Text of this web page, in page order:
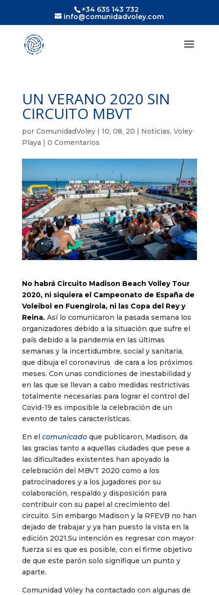
+34 635 143 732
info@comunidadvoley.com
UN VERANO 2020 SIN
CIRCUITO MBVT
por ComunidadVoley| 10, 08, 20 | Noticias, Voley
Playa | 0 Comentarios
No habrá Circuito Madison Beach Volley Tour
2020, ni siquiera el Campeonato de España de
Voleibol en Fuengirola, ni las Copa del Rey y
Reina.Así lo comunicaron la pasada semana los
organizadores debido a la situación que sufre el
país debido a la pandemia en las últimas
semanas y la incertidumbre, social y sanitaria,
que dibuja el coronavirus de cara a los próximos
meses. Con unas condiciones de inestabilidad y
en las que se llevan a cabo medidas restrictivas
totalmente necesarias para lograr el control del
Covid-19 es imposible la celebración de un
evento de tales características.
En el comunicadoque publicaron, Madison, da
las gracias tanto a aquellas ciudades que pese a
las dificultades existentes han apoyado la
celebración del MBVT 2020 como a los
patrocinadores y a los jugadores por su
colaboración, respaldo y disposición para
contribuir con su papel al crecimiento del
circuito. Sin embargo Madison y la RFEVB no han
dejado de trabajar y ya han puesto la vista en la
edición 2021.Su intención es regresar con mayor
fuerza si es que es posible, con el firme objetivo
de que este parón solo signifique un punto y
aparte.
Comunidad Vóley ha contactado con algunas de